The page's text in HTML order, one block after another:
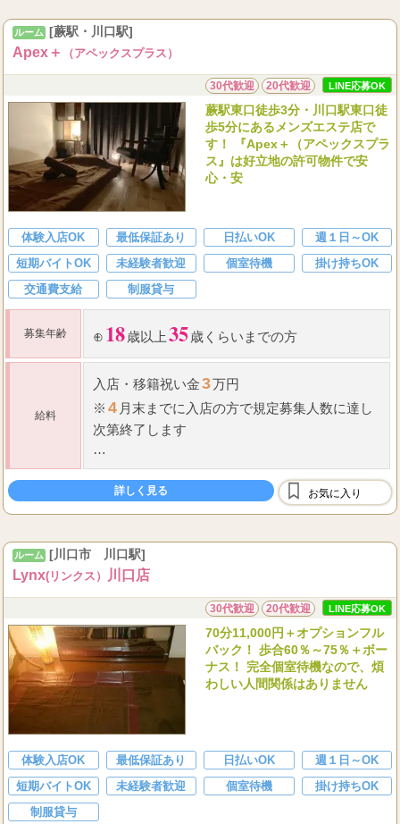
ルーム [蕨駅・川口駅]
Apex＋ （アペックスプラス）
30代歓迎 20代歓迎 LINE応募OK
蕨駅東口徒歩3分・川口駅東口徒
歩5分にあるメンズエステ店で
す！ 『Apex＋（アペックスプラ
ス』は好立地の許可物件で安
心・安
体験入店OK 最低保証あり 日払いOK
週１日～OK
短期バイトOK
未経験者歓迎 個室待機
掛け持ちOK
交通費支給
制服貸与
募集年齢 ⊕ 18歳以上 35歳くらいまでの方
給料
入店 ・ 移籍祝い金3万円
※ 4 月末までに入店の方で規定募集人数に達し
次第終了します
☆日給50,000円以上可
☆歩合制60％～70％
☆指名料
...
詳しく見る お気に入り
ルーム [川口市 川口駅]
Lynx(リンクス） 川口店
30代歓迎 20代歓迎 LINE応募OK
70分11,000円＋オプションフル
バック！ 歩合60％～75％＋ボー
ナス！ 完全個室待機なので、煩
わしい人間関係はありません
体験入店OK 最低保証あり 日払いOK
週１日～OK
短期バイトOK
未経験者歓迎 個室待機
掛け持ちOK
制服貸与